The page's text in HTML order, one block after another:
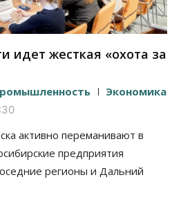
идет жесткая «охота за
Экономика
активно переманивают в
предприятия
регионы и Дальний